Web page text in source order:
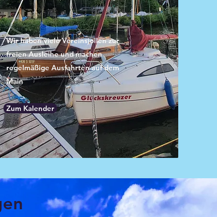
Wir haben viele Vereinsjollen zur
freien Ausleihe und machen
regelmäßige Ausfahrten auf dem
Main
Zum Kalender